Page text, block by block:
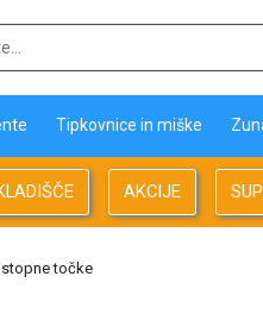
Tipkovnice in miške
AKCIJE
točke